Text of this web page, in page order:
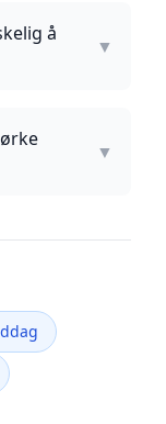
å
▼
▼